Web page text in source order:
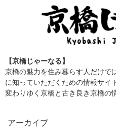
【京橋じゃーなる】
京橋の魅力を住み暮らす人だけで
に知っていただくための情報サイ
変わりゆく京橋と古き良き京橋の
アーカイブ